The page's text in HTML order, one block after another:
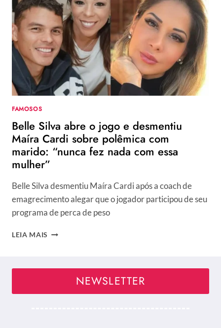
FAMOSOS
Belle Silva abre o jogo e desmentiu
Maíra Cardi sobre polêmica com
marido: “nunca fez nada com essa
mulher”
Belle Silva desmentiu Maíra Cardi após a coach de
emagrecimento alegar que o jogador participou de seu
programa de perca de peso
LEIA MAIS BELLE
DESMENTIU
NEWSLETTER